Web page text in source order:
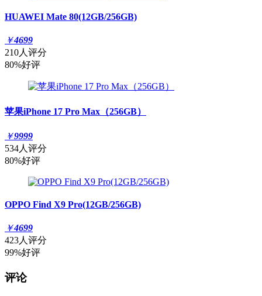
HUAWEI Mate 80(12GB/256GB)
￥4699
210人评分
80%好评
苹果iPhone 17 Pro Max（256GB）
￥9999
534人评分
80%好评
OPPO Find X9 Pro(12GB/256GB)
￥4699
423人评分
99%好评
评论